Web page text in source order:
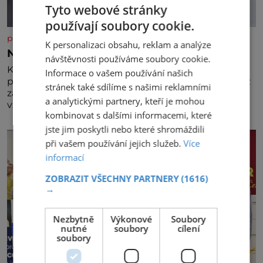
panidomu.cz
Nedovolte mozku stárnout
Každý, komu je přes 25 let, by měl pravidelně
procvičovat mozkové závity. V tomto období se totiž
začíná zhoršovat paměť. Možná máte problém
vzpomenout si na jméno kolegy z práce. Nebo
marně v paměti lovíte název knížky, kterou jste
nedávno přečetli. Je to opravdu tak, s věkem jako
kdyby se paměť rozhodla stávkovat. Cvičte
Tyto webové stránky
používají soubory cookie.
K personalizaci obsahu, reklam a analýze
návštěvnosti používáme soubory cookie.
Informace o vašem používání našich
stránek také sdílíme s našimi reklamními
a analytickými partnery, kteří je mohou
kombinovat s dalšími informacemi, které
jste jim poskytli nebo které shromáždili
při vašem používání jejich služeb.Více
informací
ZOBRAZIT VŠECHNY PARTNERY(1616)
→
Nezbytně
nutné
soubory
Výkonové
soubory
Soubory
cílení